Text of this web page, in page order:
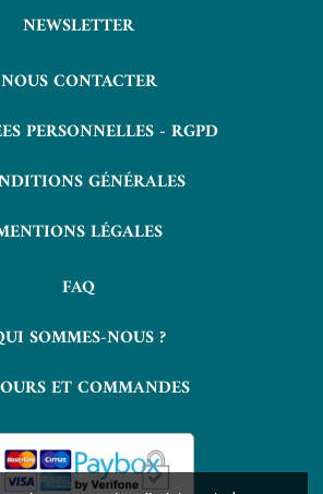
NEWSLETTER
NOUS CONTACTER
PERSONNELLES - RGPD
GÉNÉRALES
LÉGALES
FAQ
SOMMES-NOUS ?
ET COMMANDES